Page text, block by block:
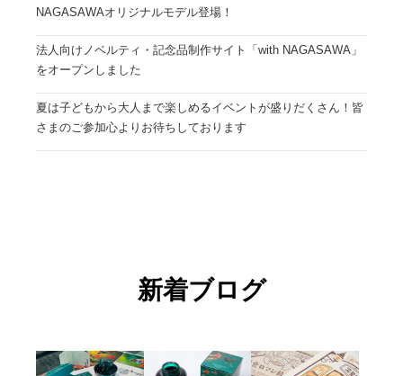
NAGASAWAオリジナルモデル登場！
法人向けノベルティ・記念品制作サイト「with NAGASAWA」
をオープンしました
夏は子どもから大人まで楽しめるイベントが盛りだくさん！皆
さまのご参加心よりお待ちしております
新着ブログ